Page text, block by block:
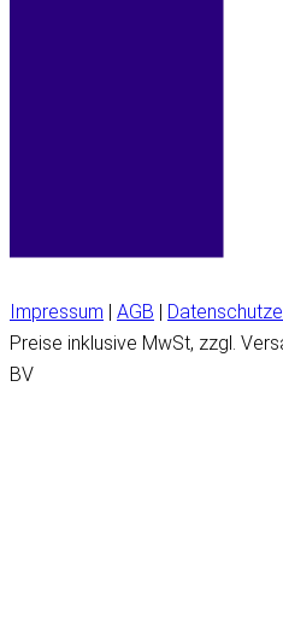
Impressum AGB
Preise inklusive MwSt, zzgl.
BV